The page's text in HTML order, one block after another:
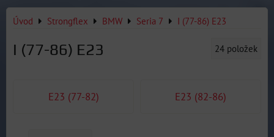
Úvod Strongflex BMW Seria 7 I (77-86) E23
I (77-86) E23 24 položek
E23 (77-82) E23 (82-86)